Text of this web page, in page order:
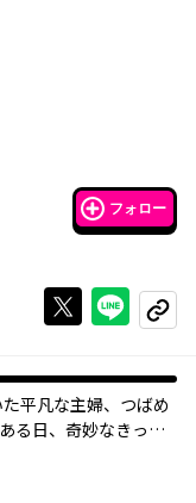
フォロー
Xで投稿する
ライン
コピー
平凡な主婦、つばめ
る日、奇妙なきっか